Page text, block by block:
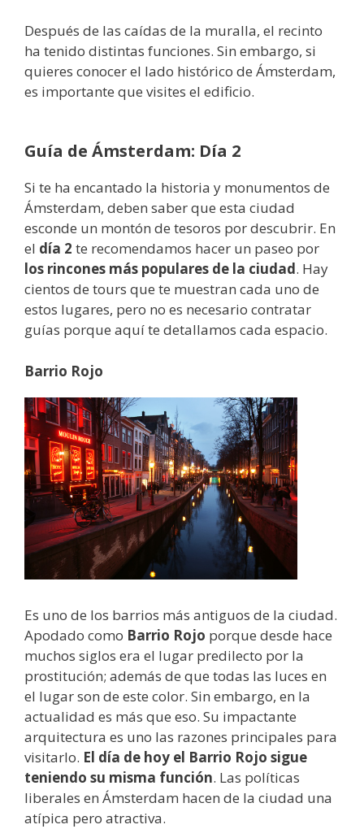
Después de las caídas de la muralla, el recinto
ha tenido distintas funciones. Sin embargo, si
quieres conocer el lado histórico de Ámsterdam,
es importante que visites el edificio.
Guía de Ámsterdam: Día 2
Si te ha encantado la historia y monumentos de
Ámsterdam, deben saber que esta ciudad
esconde un montón de tesoros por descubrir. En
el día 2 te recomendamos hacer un paseo por
los rincones más populares de la ciudad. Hay
cientos de tours que te muestran cada uno de
estos lugares, pero no es necesario contratar
guías porque aquí te detallamos cada espacio.
Barrio Rojo
Es uno de los barrios más antiguos de la ciudad.
Apodado como Barrio Rojo porque desde hace
muchos siglos era el lugar predilecto por la
prostitución; además de que todas las luces en
el lugar son de este color. Sin embargo, en la
actualidad es más que eso. Su impactante
arquitectura es uno las razones principales para
visitarlo. El día de hoy el Barrio Rojo sigue
teniendo su misma función. Las políticas
liberales en Ámsterdam hacen de la ciudad una
atípica pero atractiva.